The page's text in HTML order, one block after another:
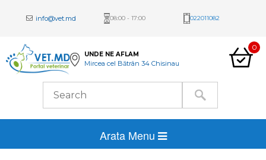
info@vet.md 08:00 - 17:00 022011082
UNDE NE AFLAM
Mircea cel Bătrân 34 Chisinau
0
Arata Menu